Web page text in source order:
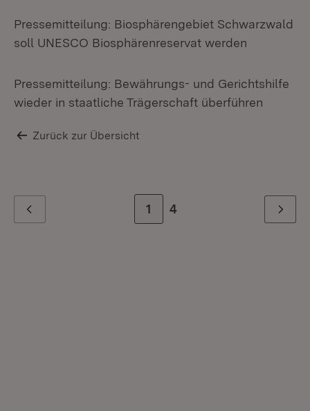
Pressemitteilung: Biosphärengebiet Schwarzwald
soll UNESCO Biosphärenreservat werden
Pressemitteilung: Bewährungs- und Gerichtshilfe
wieder in staatliche Trägerschaft überführen
Zurück zur Übersicht
Zur Seite
1 Zur letzten Seite
4 Weiter